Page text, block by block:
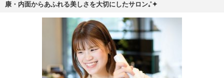
康・内面からあふれる美しさを大切にしたサロン₊˚✦